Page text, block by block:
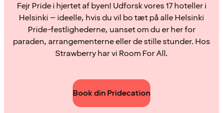
Fejr Pride i hjertet af byen! Udforsk vores 17 hoteller i
Helsinki – ideelle, hvis du vil bo tæt på alle Helsinki
Pride-festlighederne, uanset om du er her for
paraden, arrangementerne eller de stille stunder. Hos
Strawberry har vi Room For All.
Book din Pridecation